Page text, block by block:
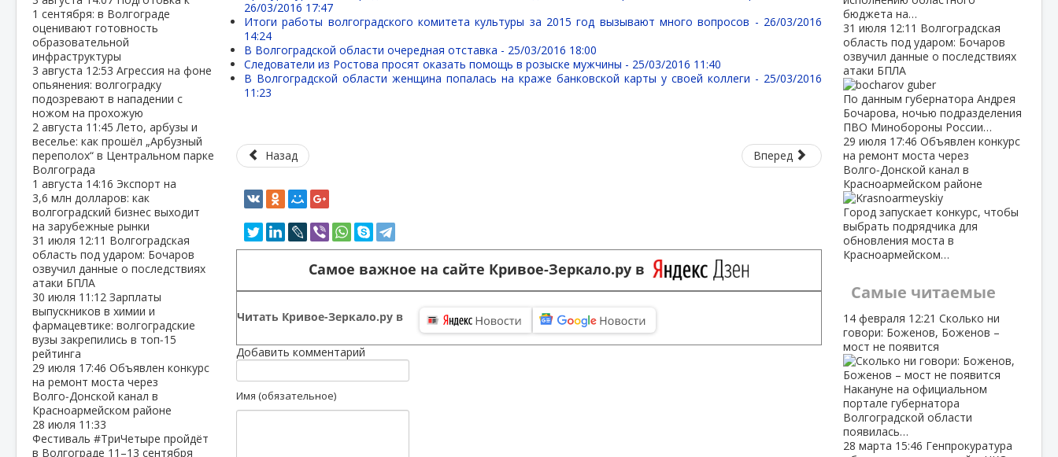
1 сентября: в Волгограде
оценивают готовность
образовательной
инфраструктуры
3 августа 12:53 Агрессия на фоне
опьянения: волгоградку
подозревают в нападении с
ножом на прохожую
2 августа 11:45Лето, арбузы и
веселье: как прошёл „Арбузный
переполох“ в Центральном парке
Волгограда
1 августа 14:16 Экспорт на
3,6 млн долларов: как
волгоградский бизнес выходит
на зарубежные рынки
31 июля 12:11 Волгоградская
область под ударом: Бочаров
озвучил данные о последствиях
атаки БПЛА
30 июля 11:12 Зарплаты
выпускников в химии и
фармацевтике: волгоградские
вузы закрепились в топ‑15
рейтинга
29 июля 17:46 Объявлен конкурс
на ремонт моста через
Волго‑Донской канал в
Красноармейском районе
28 июля 11:33
Фестиваль #ТриЧетыре пройдёт
в Волгограде 11–13 сентября
26/03/2016 17:47
Итоги работы волгоградского комитета культуры за 2015 год вызывают много вопросов - 26/03/2016
14:24
В Волгоградской области очередная отставка - 25/03/2016 18:00
Следователи из Ростова просят оказать помощь в розыске мужчины - 25/03/2016 11:40
В Волгоградской области женщина попалась на краже банковской карты у своей коллеги - 25/03/2016
11:23
Назад Вперед
Самое важное на сайте Кривое-Зеркало.ру в
Читать Кривое-Зеркало.ру в
Добавить комментарий
Имя (обязательное)
бюджета на…
31 июля 12:11 Волгоградская
область под ударом: Бочаров
озвучил данные о последствиях
атаки БПЛА
По данным губернатора Андрея
Бочарова, ночью подразделения
ПВО Минобороны России…
29 июля 17:46 Объявлен конкурс
на ремонт моста через
Волго‑Донской канал в
Красноармейском районе
Город запускает конкурс, чтобы
выбрать подрядчика для
обновления моста в
Красноармейском…
Самые читаемые
14 февраля 12:21 Сколько ни
говори: Боженов, Боженов –
мост не появится
Накануне на официальном
портале губернатора
Волгоградской области
появилась…
28 марта 15:46 Генпрокуратура